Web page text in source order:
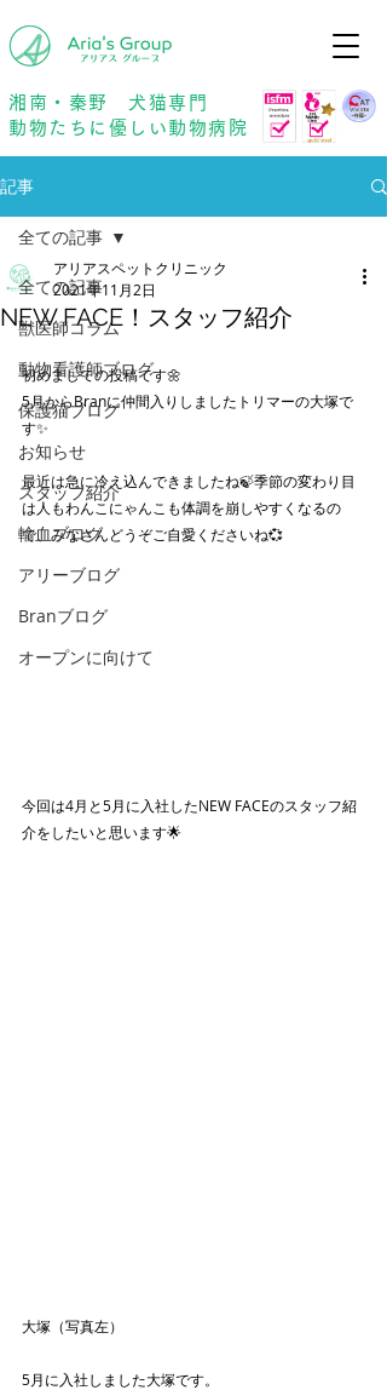
湘南・秦野 犬猫専門
動物たちに優しい動物病院
記事
全ての記事
獣医師コラム
動物看護師ブログ
保護猫ブログ
お知らせ
スタッフ紹介
輸血ブログ
アリーブログ
Branブログ
オープンに向けて
全ての記事
NEW FACE！スタッフ紹介
アリアスペットクリニック
2021年11月2日
初めましての投稿です🌼
5月からBranに仲間入りしましたトリマーの大塚で
す✨
最近は急に冷え込んできましたね🍃季節の変わり目
は人もわんこにゃんこも体調を崩しやすくなるの
で、みなさんどうぞご自愛くださいね💞
今回は4月と5月に入社したNEW FACEのスタッフ紹
介をしたいと思います🌟
大塚（写真左）
5月に入社しました大塚です。